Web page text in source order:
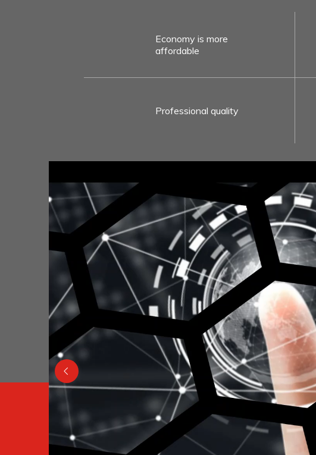
Economy is more
affordable
Professional quality